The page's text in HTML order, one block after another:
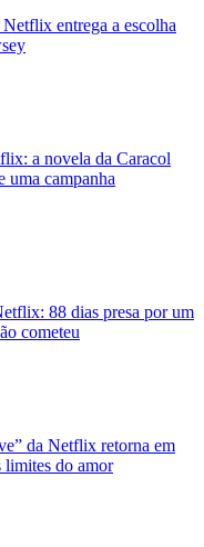
entrega a escolha
a novela da Caracol
uma campanha
88 dias presa por um
cometeu
da Netflix retorna em
limites do amor